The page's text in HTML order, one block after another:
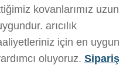
kovanlarımız uzun
arıcılık
için en uygun
oluyoruz. Sipariş